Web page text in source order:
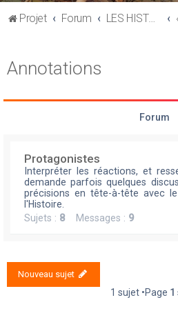
Projet Forum LES HISTOIRES
Annotations
Forum
Protagonistes
Interpréter les réactions, et
demande parfois quelques
précisions en tête-à-tête avec
l'Histoire.
Sujets : 8 Messages : 9
Nouveau sujet
1 sujet •Page 1